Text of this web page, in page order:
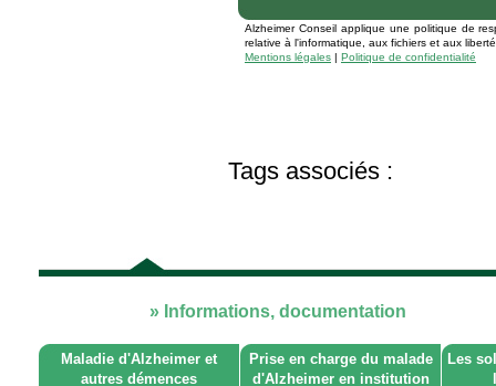
Alzheimer Conseil applique une politique de
relative à l'informatique, aux fichiers et aux
Mentions légales | Politique de confidentialité
Tags associés :
» Informations, documentation
Maladie d'Alzheimer et
autres démences
Prise en charge du malade
d'Alzheimer en institution
Les